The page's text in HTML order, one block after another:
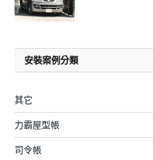
安裝案例分類
其它
力霸屋型帳
司令帳